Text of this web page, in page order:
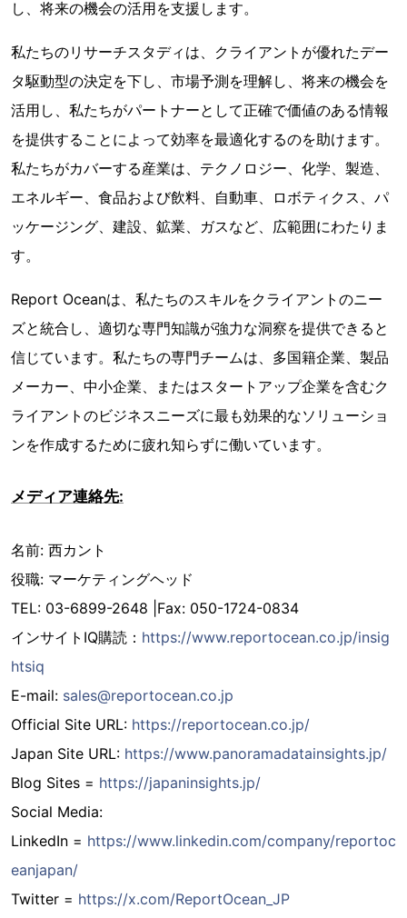
し、将来の機会の活用を支援します。
私たちのリサーチスタディは、クライアントが優れたデー
タ駆動型の決定を下し、市場予測を理解し、将来の機会を
活用し、私たちがパートナーとして正確で価値のある情報
を提供することによって効率を最適化するのを助けます。
私たちがカバーする産業は、テクノロジー、化学、製造、
エネルギー、食品および飲料、自動車、ロボティクス、パ
ッケージング、建設、鉱業、ガスなど、広範囲にわたりま
す。
Report Oceanは、私たちのスキルをクライアントのニー
ズと統合し、適切な専門知識が強力な洞察を提供できると
信じています。私たちの専門チームは、多国籍企業、製品
メーカー、中小企業、またはスタートアップ企業を含むク
ライアントのビジネスニーズに最も効果的なソリューショ
ンを作成するために疲れ知らずに働いています。
メディア連絡先:
名前: 西カント
役職: マーケティングヘッド
TEL: 03-6899-2648 |Fax: 050-1724-0834
インサイトIQ購読： https://www.reportocean.co.jp/insig
htsiq
E-mail: sales@reportocean.co.jp
Official Site URL: https://reportocean.co.jp/
Japan Site URL: https://www.panoramadatainsights.jp/
Blog Sites = https://japaninsights.jp/
Social Media:
LinkedIn = https://www.linkedin.com/company/reportoc
eanjapan/
Twitter = https://x.com/ReportOcean_JP